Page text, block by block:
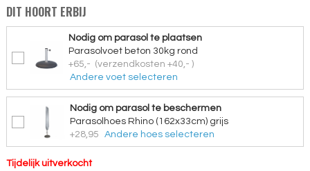
DIT HOORT ERBIJ
Nodig om parasol te plaatsen
Parasolvoet beton 30kg rond
+65,- (verzendkosten +40,- )
Andere voet selecteren
Nodig om parasol te beschermen
Parasolhoes Rhino (162x33cm) grijs
+28,95
Andere hoes selecteren
Tijdelijk uitverkocht